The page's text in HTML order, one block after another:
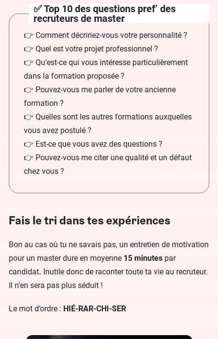
✅ Top 10 des questions pref’ des
recruteurs de master
👉 Comment décririez-vous votre personnalité ?
👉 Quel est votre projet professionnel ?
👉 Qu’est-ce qui vous intéresse particulièrement
dans la formation proposée ?
👉 Pouvez-vous me parler de votre ancienne
formation ?
👉 Quelles sont les autres formations auxquelles
vous avez postulé ?
👉 Est-ce que vous avez des questions ?
👉 Pouvez-vous me citer une qualité et un défaut
chez vous ?
Fais le tri dans tes expériences
Bon au cas où tu ne savais pas, un entretien de motivation
pour un master dure en moyenne 15 minutes par
candidat. Inutile donc de raconter toute ta vie au recruteur.
Il n’en sera pas plus séduit !
Le mot d’ordre : HIÉ-RAR-CHI-SER